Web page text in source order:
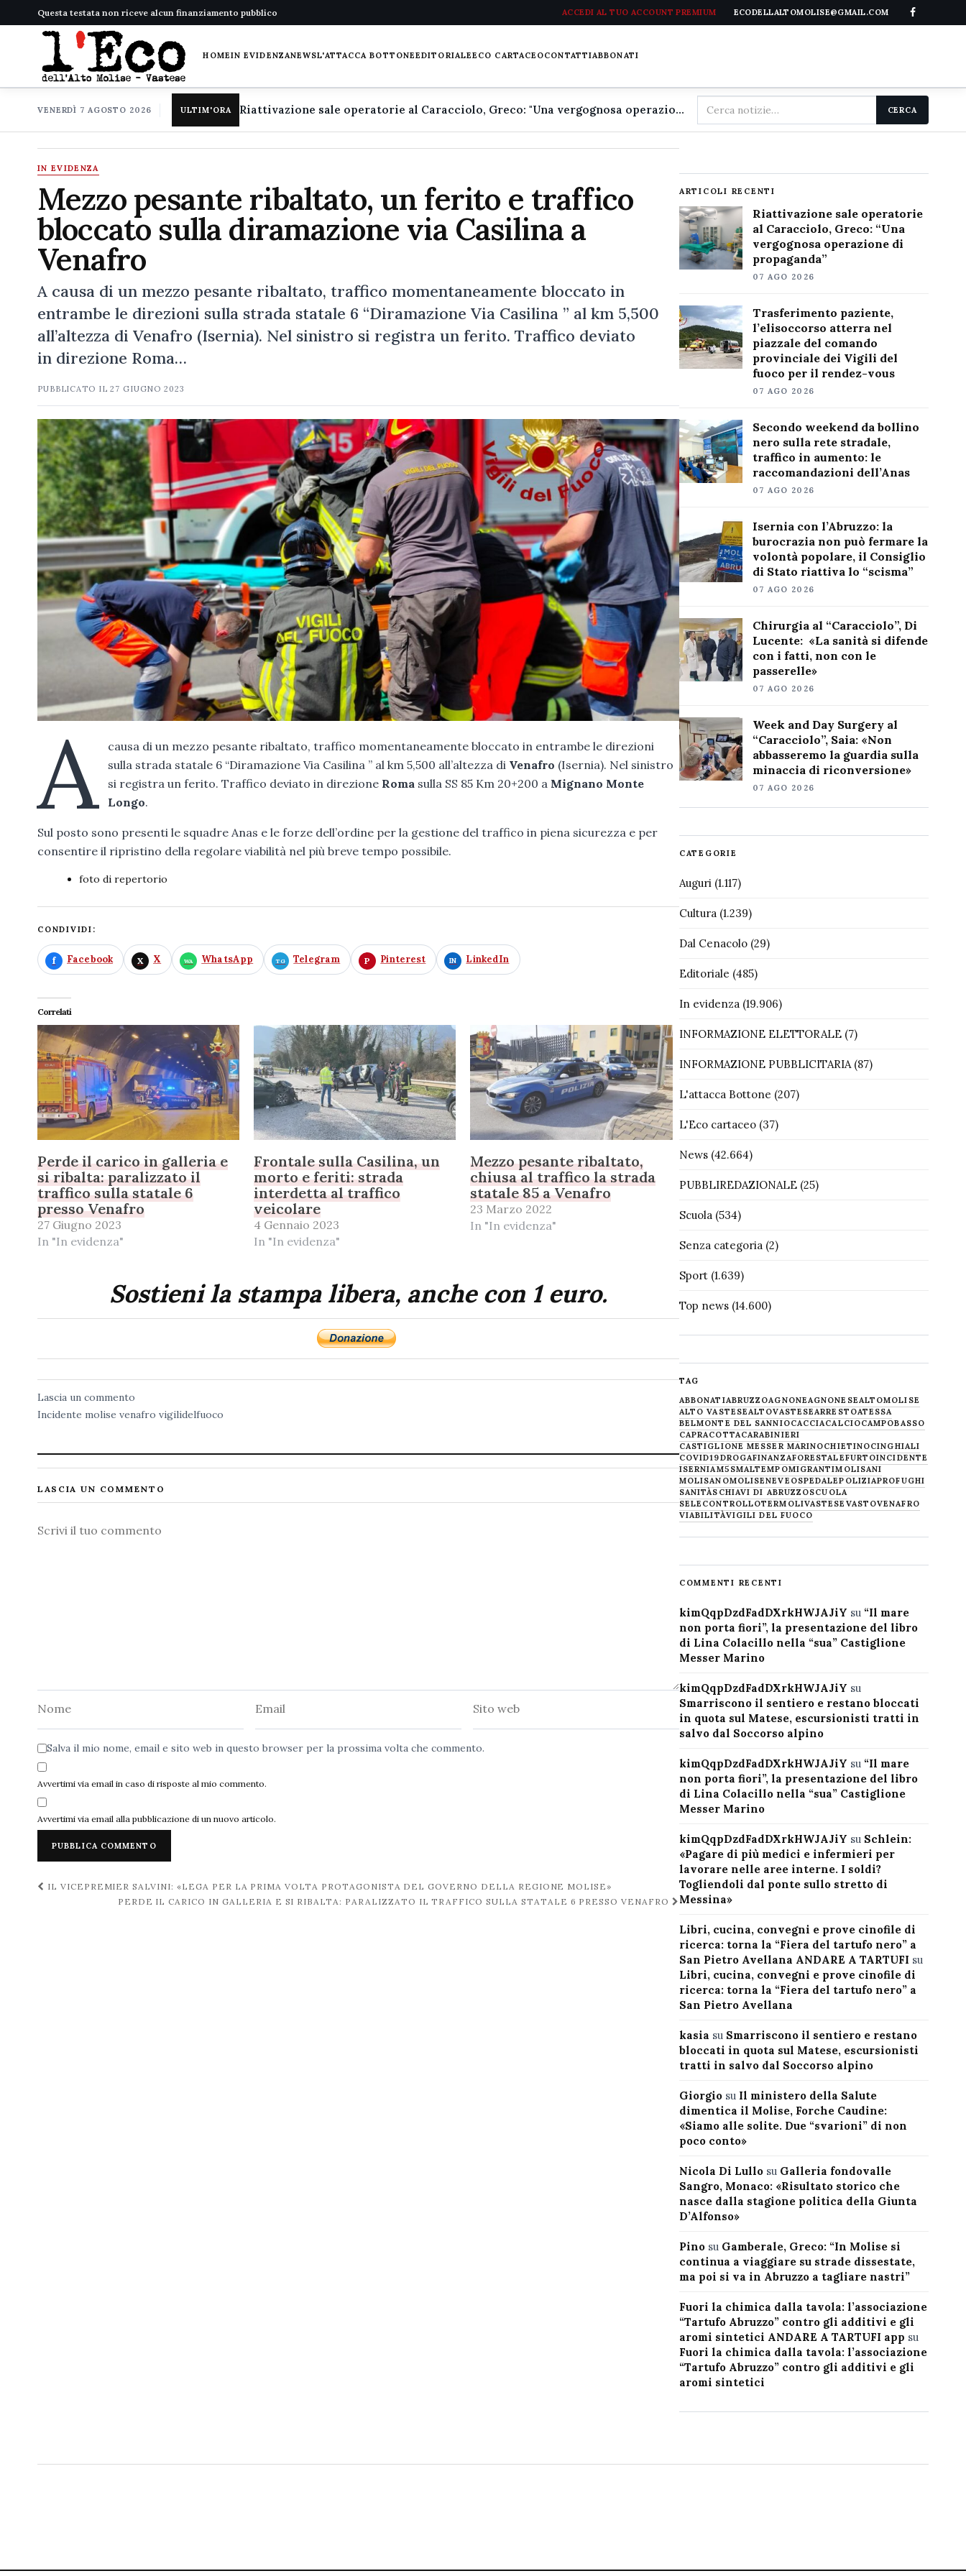
Questa testata non riceve alcun finanziamento pubblico ACCEDI AL TUO ACCOUNT PREMIUM ECODELLALTOMOLISE@GMAIL.COM
HOMEIN EVIDENZANEWSL'ATTACCA BOTTONEEDITORIALEECO CARTACEOCONTATTIABBONATI
VENERDÌ 7 AGOSTO 2026 ULTIM'ORA Riattivazione sale operatorie al Caracciolo, Greco: "Una vergognosa operazione di propaganda"
Cerca
nel
CERCA
IN EVIDENZA
Mezzo pesante ribaltato, un ferito e traffico
bloccato sulla diramazione via Casilina a
Venafro
A causa di un mezzo pesante ribaltato, traffico momentaneamente bloccato in
entrambe le direzioni sulla strada statale 6 “Diramazione Via Casilina ” al km 5,500
all’altezza di Venafro (Isernia). Nel sinistro si registra un ferito. Traffico deviato
in direzione Roma…
PUBBLICATO IL27 GIUGNO 2023
A
causa di un mezzo pesante ribaltato, traffico momentaneamente bloccato in entrambe le direzioni
sulla strada statale 6 “Diramazione Via Casilina ” al km 5,500 all’altezza di Venafro (Isernia). Nel sinistro
si registra un ferito. Traffico deviato in direzione Roma sulla SS 85 Km 20+200 a Mignano Monte
Longo.
Sul posto sono presenti le squadre Anas e le forze dell’ordine per la gestione del traffico in piena sicurezza e per
consentire il ripristino della regolare viabilità nel più breve tempo possibile.
foto di repertorio
CONDIVIDI:
Facebook X WhatsApp Telegram Pinterest LinkedIn
Correlati
Perde il carico in galleria e
si ribalta: paralizzato il
traffico sulla statale 6
presso Venafro
27 Giugno 2023
In "In evidenza"
Frontale sulla Casilina, un
morto e feriti: strada
interdetta al traffico
veicolare
4 Gennaio 2023
In "In evidenza"
Mezzo pesante ribaltato,
chiusa al traffico la strada
statale 85 a Venafro
23 Marzo 2022
In "In evidenza"
Sostieni la stampa libera, anche con 1 euro.
Lascia un commento
Incidente molise venafro vigilidelfuoco
LASCIA UN COMMENTO
Commento
Salva il mio nome, email e sito web in questo browser per la prossima volta che commento.
Avvertimi via email in caso di risposte al mio commento.
Avvertimi via email alla pubblicazione di un nuovo articolo.
Navigazione
IL VICEPREMIER SALVINI: «LEGA PER LA PRIMA VOLTA PROTAGONISTA DEL GOVERNO DELLA REGIONE MOLISE»
PERDE IL CARICO IN GALLERIA E SI RIBALTA: PARALIZZATO IL TRAFFICO SULLA STATALE 6 PRESSO VENAFRO
ARTICOLI RECENTI
Riattivazione sale operatorie
al Caracciolo, Greco: “Una
vergognosa operazione di
propaganda”
07 AGO 2026
Trasferimento paziente,
l’elisoccorso atterra nel
piazzale del comando
provinciale dei Vigili del
fuoco per il rendez-vous
07 AGO 2026
Secondo weekend da bollino
nero sulla rete stradale,
traffico in aumento: le
raccomandazioni dell’Anas
07 AGO 2026
Isernia con l’Abruzzo: la
burocrazia non può fermare la
volontà popolare, il Consiglio
di Stato riattiva lo “scisma”
07 AGO 2026
Chirurgia al “Caracciolo”, Di
Lucente: «La sanità si difende
con i fatti, non con le
passerelle»
07 AGO 2026
Week and Day Surgery al
“Caracciolo”, Saia: «Non
abbasseremo la guardia sulla
minaccia di riconversione»
07 AGO 2026
CATEGORIE
Auguri(1.117)
Cultura(1.239)
Dal Cenacolo(29)
Editoriale (485)
In evidenza(19.906)
INFORMAZIONE ELETTORALE(7)
INFORMAZIONE PUBBLICITARIA(87)
L'attacca Bottone (207)
L'Eco cartaceo(37)
News(42.664)
PUBBLIREDAZIONALE(25)
Scuola(534)
Senza categoria(2)
Sport(1.639)
Top news(14.600)
TAG
ABBONATIABRUZZOAGNONEAGNONESEALTOMOLISE
ALTO VASTESEALTOVASTESEARRESTOATESSA
BELMONTE DEL SANNIOCACCIACALCIOCAMPOBASSO
CAPRACOTTACARABINIERI
CASTIGLIONE MESSER MARINOCHIETINOCINGHIALI
COVID19DROGAFINANZAFORESTALEFURTOINCIDENTE
ISERNIAM5SMALTEMPOMIGRANTIMOLISANI
MOLISANOMOLISENEVE OSPEDALEPOLIZIAPROFUGHI
SANITÀSCHIAVI DI ABRUZZOSCUOLA
SELECONTROLLOTERMOLIVASTESE VASTOVENAFRO
VIABILITÀVIGILI DEL FUOCO
COMMENTI RECENTI
kimQqpDzdFadDXrkHWJAJiY su “Il mare
non porta fiori”, la presentazione del libro
di Lina Colacillo nella “sua” Castiglione
Messer Marino
kimQqpDzdFadDXrkHWJAJiY su
Smarriscono il sentiero e restano bloccati
in quota sul Matese, escursionisti tratti in
salvo dal Soccorso alpino
kimQqpDzdFadDXrkHWJAJiY su “Il mare
non porta fiori”, la presentazione del libro
di Lina Colacillo nella “sua” Castiglione
Messer Marino
kimQqpDzdFadDXrkHWJAJiY su Schlein:
«Pagare di più medici e infermieri per
lavorare nelle aree interne. I soldi?
Togliendoli dal ponte sullo stretto di
Messina»
Libri, cucina, convegni e prove cinofile di
ricerca: torna la “Fiera del tartufo nero” a
San Pietro Avellana ANDARE A TARTUFI su
Libri, cucina, convegni e prove cinofile di
ricerca: torna la “Fiera del tartufo nero” a
San Pietro Avellana
kasia su Smarriscono il sentiero e restano
bloccati in quota sul Matese, escursionisti
tratti in salvo dal Soccorso alpino
Giorgiosu Il ministero della Salute
dimentica il Molise, Forche Caudine:
«Siamo alle solite. Due “svarioni” di non
poco conto»
Nicola Di Lullosu Galleria fondovalle
Sangro, Monaco: «Risultato storico che
nasce dalla stagione politica della Giunta
D’Alfonso»
Pinosu Gamberale, Greco: “In Molise si
continua a viaggiare su strade dissestate,
ma poi si va in Abruzzo a tagliare nastri”
Fuori la chimica dalla tavola: l’associazione
“Tartufo Abruzzo” contro gli additivi e gli
aromi sintetici ANDARE A TARTUFI app su
Fuori la chimica dalla tavola: l’associazione
“Tartufo Abruzzo” contro gli additivi e gli
aromi sintetici